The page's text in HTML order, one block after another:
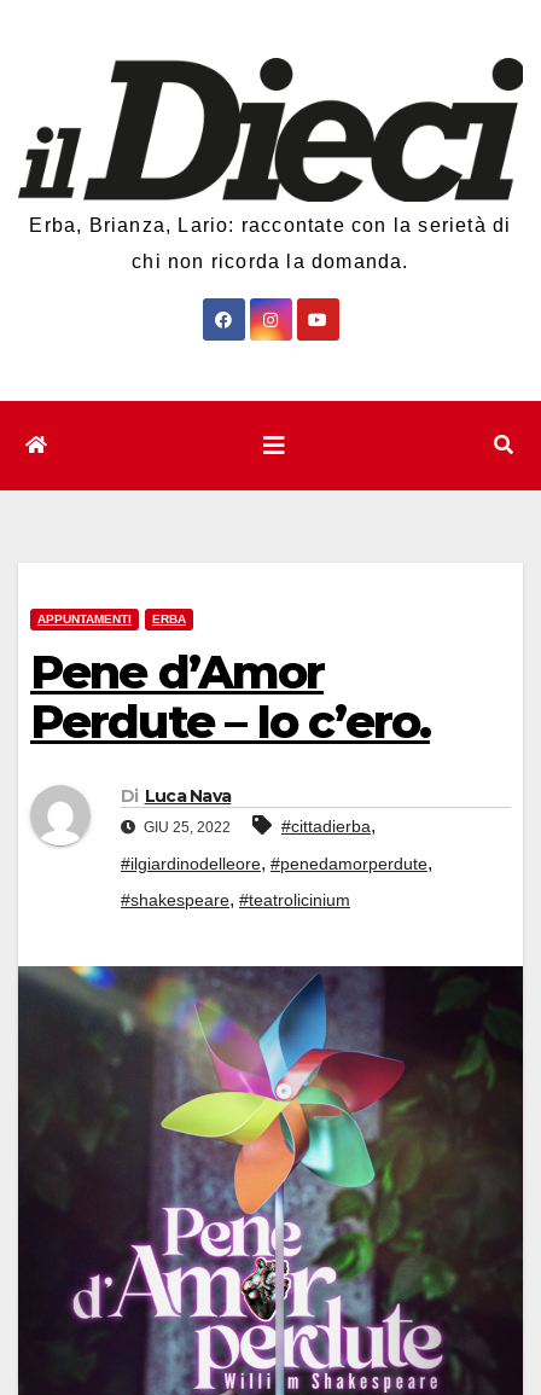
Erba, Brianza, Lario: raccontate con la serietà di
chi non ricorda la domanda.
APPUNTAMENTI ERBA
Pene d’Amor
Perdute – Io c’ero.
Di Luca Nava
GIU 25, 2022 #cittadierba,
#ilgiardinodelleore, #penedamorperdute,
#shakespeare, #teatrolicinium